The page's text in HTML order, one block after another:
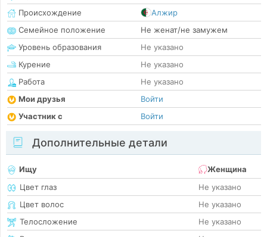
Происхождение
Алжир
Семейное положение
Не женат/не замужем
Уровень образования
Не указано
Курение
Не указано
Работа
Не указано
Мои друзья
Войти
Участник с
Войти
Дополнительные детали
Ищу
Женщина
Цвет глаз
Не указано
Цвет волос
Не указано
Телосложение
Не указано